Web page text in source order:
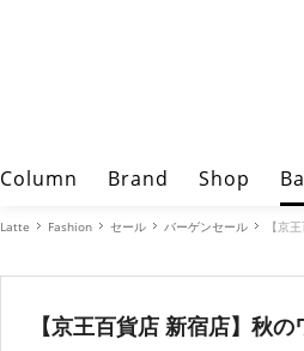
Column Brand Shop
Latte Fashion セール バーゲンセール 【京
【京王百貨店 新宿店】秋